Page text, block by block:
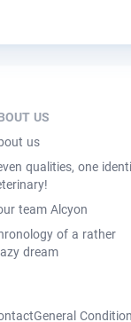
US
us
qualities, one
team Alcyon
of a rather
dream
General